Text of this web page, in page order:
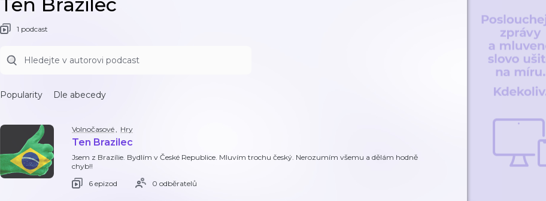
1 podcast
Popularity Dle abecedy
Volnočasové, Hry
Ten Brazilec
Jsem z Brazílie. Bydlím v České Republice. Mluvím trochu český. Nerozumím všemu a dělám hodně
chyb!!
6 epizod
0 odběratelů